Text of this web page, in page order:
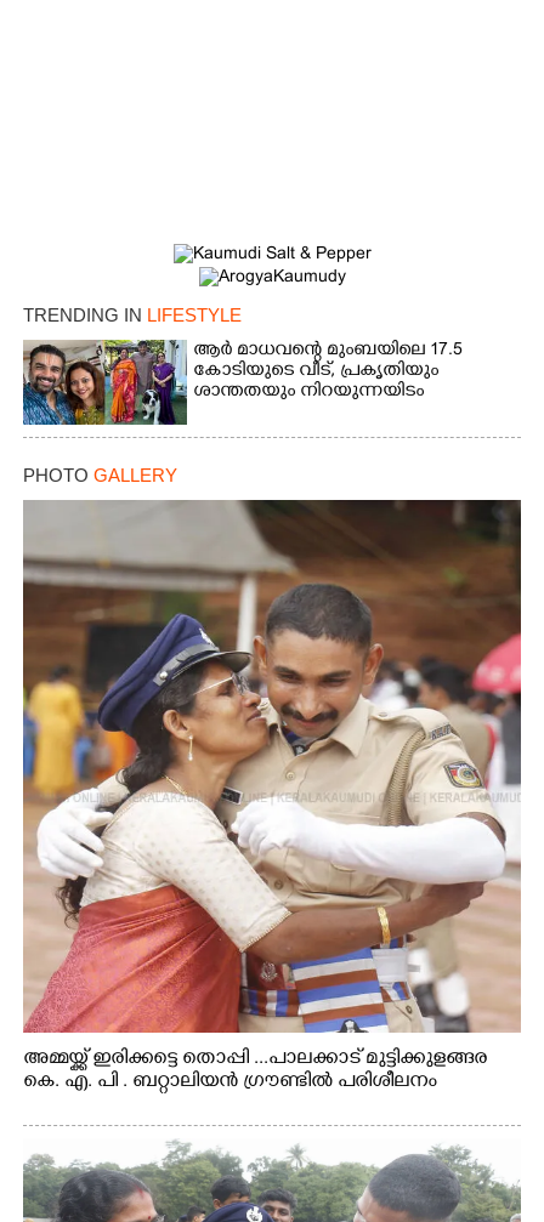
TRENDING IN LIFESTYLE
ആർ മാധവന്റെ മുംബയിലെ 17.5
കോടിയുടെ വീട്,​ പ്രകൃതിയും
ശാന്തതയും നിറയുന്നയിടം
PHOTO GALLERY
അമ്മയ്ക്ക് ഇരിക്കട്ടെ തൊപ്പി ...പാലക്കാട് മുട്ടിക്കുളങ്ങര
കെ. എ. പി . ബറ്റാലിയൻ ഗ്രൗണ്ടിൽ പരിശീലനം
Share this link